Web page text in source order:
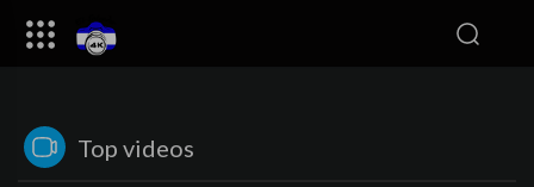
Top videos